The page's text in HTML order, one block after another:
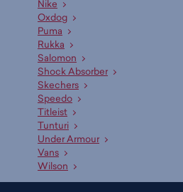
Nike
Oxdog
Puma
Rukka
Salomon
Shock Absorber
Skechers
Speedo
Titleist
Tunturi
Under Armour
Vans
Wilson